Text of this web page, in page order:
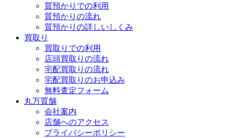
質預かりでの利用
質預かりの流れ
質預かりの詳しいしくみ
買取り
買取りでの利用
店頭買取りの流れ
宅配買取りの流れ
宅配買取りのお申込み
無料査定フォーム
丸万質舗
会社案内
店舗へのアクセス
プライバシーポリシー